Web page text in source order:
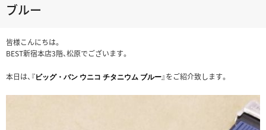
ブルー
皆様こんにちは。
BEST新宿本店3階、松原でございます。
本日は、『ビッグ・バン ウニコ チタニウム ブルー』をご紹介致します。